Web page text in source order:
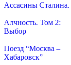
Ассасины Сталина.
Алчность. Том 2:
Выбор
Поезд “Москва –
Хабаровск”